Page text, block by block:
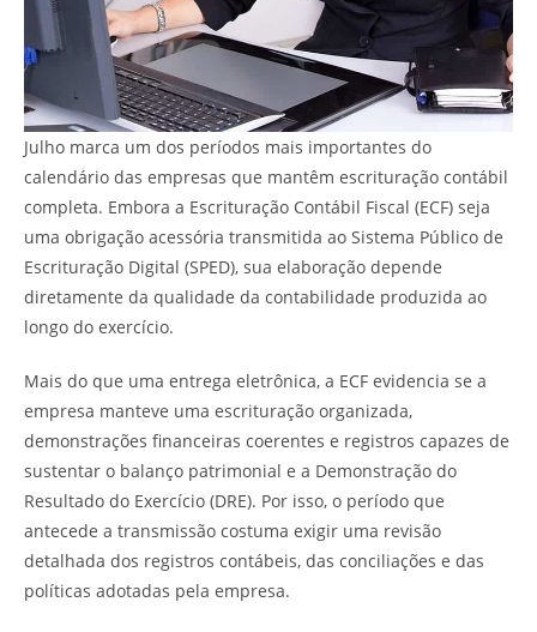
Julho marca um dos períodos mais importantes do
calendário das empresas que mantêm escrituração contábil
completa. Embora a Escrituração Contábil Fiscal (ECF) seja
uma obrigação acessória transmitida ao Sistema Público de
Escrituração Digital (SPED), sua elaboração depende
diretamente da qualidade da contabilidade produzida ao
longo do exercício.
Mais do que uma entrega eletrônica, a ECF evidencia se a
empresa manteve uma escrituração organizada,
demonstrações financeiras coerentes e registros capazes de
sustentar o balanço patrimonial e a Demonstração do
Resultado do Exercício (DRE). Por isso, o período que
antecede a transmissão costuma exigir uma revisão
detalhada dos registros contábeis, das conciliações e das
políticas adotadas pela empresa.